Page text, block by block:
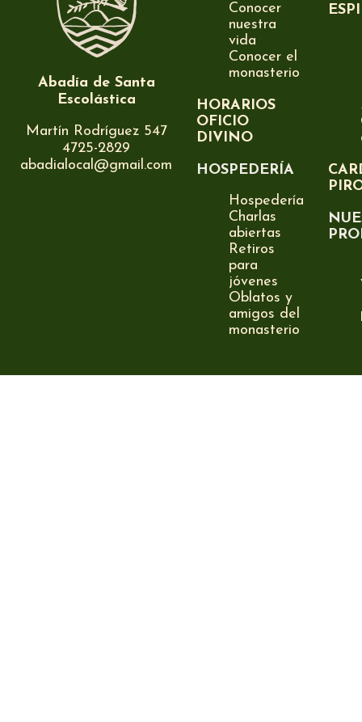
Abadía de Santa
Escolástica
Martín Rodríguez 547
4725-2829
abadialocal@gmail.com
Conocer
nuestra
vida
Conocer el
monasterio
HORARIOS
OFICIO
DIVINO
HOSPEDERÍA
Hospedería
Charlas
abiertas
Retiros
para
jóvenes
Oblatos y
amigos del
monasterio